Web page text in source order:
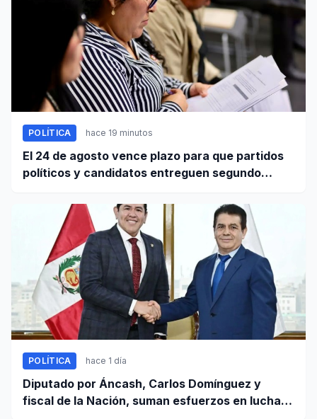
POLÍTICA hace 19 minutos
El 24 de agosto vence plazo para que partidos
políticos y candidatos entreguen segundo
POLÍTICA hace 1 día
Diputado por Áncash, Carlos Domínguez y
fiscal de la Nación, suman esfuerzos en lucha